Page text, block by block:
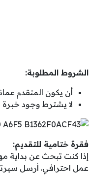
الشروط المطلوبة:
أن يكون المتقدم
لا يشترط وجود خبرة
فقرة ختامية للتقديم:
إذا كنت تبحث عن بداية
عمل احترافي. أرسل سيرتك